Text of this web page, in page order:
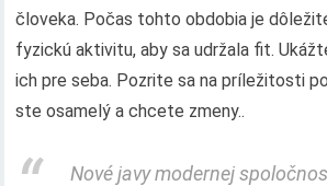
človeka. Počas tohto obdobia je
fyzickú aktivitu, aby sa udržala fit.
ich pre seba. Pozrite sa na príležitosti
ste osamelý a chcete zmeny..
Nové javy modernej